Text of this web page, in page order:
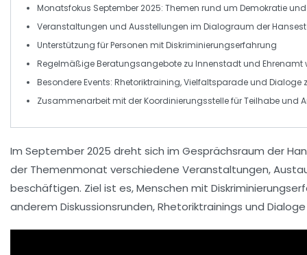
Monatsfokus September 2025: Themen rund um Demokratie
Veranstaltungen und Ausstellungen im Dialograum der
Unterstützung für Personen mitDiskriminierungserfahrung
RegelmäßigeBeratungsangebote zu Innenstadt und Ehrenamt
Besondere Events: Rhetoriktraining,Vielfaltsparadeund Dialoge
Zusammenarbeit mit derKoordinierungsstelle für Teilhabeund
Im September 2025 dreht sich im Gesprächsraum der
der Themenmonat verschiedene Veranstaltungen,
beschäftigen. Ziel ist es, Menschen mit
anderem Diskussionsrunden, Rhetoriktrainings und